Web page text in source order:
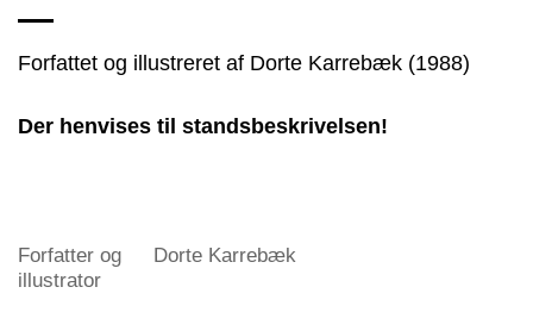
Forfattet og illustreret af Dorte Karrebæk (1988)
Der henvises til standsbeskrivelsen!
Forfatter og
illustrator
Dorte Karrebæk